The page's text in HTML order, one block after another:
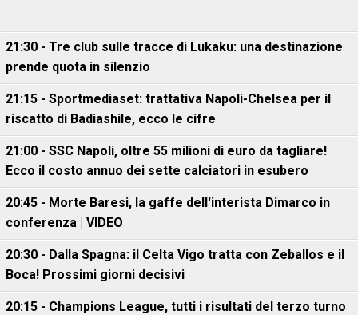
21:30 - Tre club sulle tracce di Lukaku: una destinazione
prende quota in silenzio
21:15 - Sportmediaset: trattativa Napoli-Chelsea per il
riscatto di Badiashile, ecco le cifre
21:00 - SSC Napoli, oltre 55 milioni di euro da tagliare!
Ecco il costo annuo dei sette calciatori in esubero
20:45 - Morte Baresi, la gaffe dell'interista Dimarco in
conferenza | VIDEO
20:30 - Dalla Spagna: il Celta Vigo tratta con Zeballos e il
Boca! Prossimi giorni decisivi
20:15 - Champions League, tutti i risultati del terzo turno